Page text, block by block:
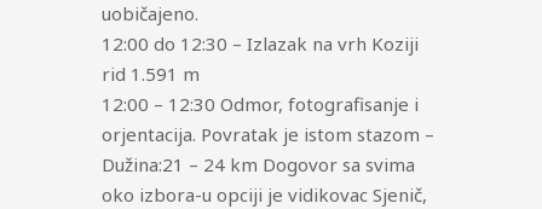
uobičajeno.
12:00 do 12:30 – Izlazak na vrh Koziji
rid 1.591 m
12:00 – 12:30 Odmor, fotografisanje i
orjentacija. Povratak je istom stazom –
Dužina:21 – 24 km Dogovor sa svima
oko izbora-u opciji je vidikovac Sjenič,